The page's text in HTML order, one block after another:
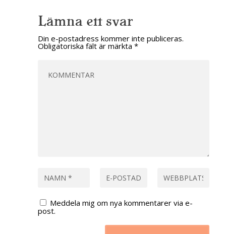
Lämna ett svar
Din e-postadress kommer inte publiceras.
Obligatoriska fält är märkta *
Meddela mig om nya kommentarer via e-
post.